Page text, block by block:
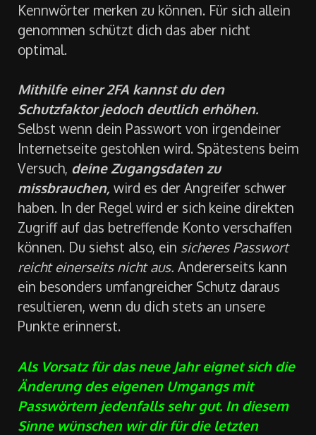
Mit einem dieserPassword-Managerhast du
außerdem auch weniger Probleme, dir alle
Kennwörter merken zu können. Für sich allein
optimal.
Mithilfe einer 2FA kannst du den
Schutzfaktor jedoch deutlich erhöhen.
Selbst wenn dein Passwort von irgendeiner
Internetseite gestohlen wird. Spätestens beim
Versuch, deine Zugangsdaten zu
missbrauchen,wird es der Angreifer schwer
haben. In der Regel wird er sich keine direkten
Zugriff auf das betreffende Konto verschaffen
können. Du siehst also, einsicheres Passwort
reicht einerseits nicht aus.Andererseits kann
ein besonders umfangreicher Schutz daraus
Punkte erinnerst.
Als Vorsatz für das neue Jahr eignet sich die
Änderung des eigenen Umgangs mit